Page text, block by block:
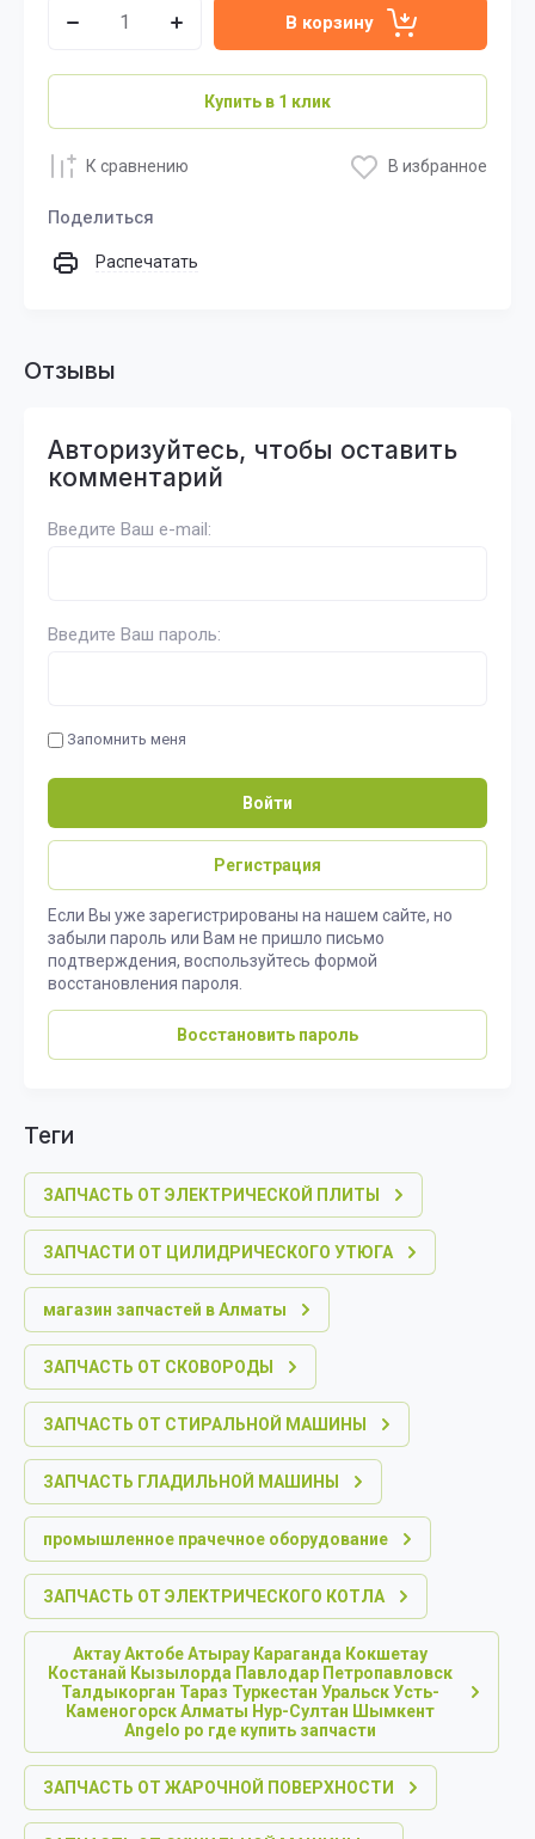
В корзину
Купить в 1 клик
К сравнению В избранное
Поделиться
Распечатать
Отзывы
Авторизуйтесь, чтобы оставить
комментарий
Введите Ваш e-mail:
Введите Ваш пароль:
Запомнить меня
Войти
Регистрация
Если Вы уже зарегистрированы на нашем сайте, но
забыли пароль или Вам не пришло письмо
подтверждения, воспользуйтесь формой
восстановления пароля.
Восстановить пароль
теги
ЗАПЧАСТЬ ОТ ЭЛЕКТРИЧЕСКОЙ ПЛИТЫ
ЗАПЧАСТИ ОТ ЦИЛИДРИЧЕСКОГО УТЮГА
магазин запчастей в Алматы
ЗАПЧАСТЬ ОТ СКОВОРОДЫ
ЗАПЧАСТЬ ОТ СТИРАЛЬНОЙ МАШИНЫ
ЗАПЧАСТЬ ГЛАДИЛЬНОЙ МАШИНЫ
промышленное прачечное оборудование
ЗАПЧАСТЬ ОТ ЭЛЕКТРИЧЕСКОГО КОТЛА
Актау Актобе Атырау Караганда Кокшетау
Костанай Кызылорда Павлодар Петропавловск
Талдыкорган Тараз Туркестан Уральск Усть-
Каменогорск Алматы Нур-Султан Шымкент
Angelo po где купить запчасти
ЗАПЧАСТЬ ОТ ЖАРОЧНОЙ ПОВЕРХНОСТИ